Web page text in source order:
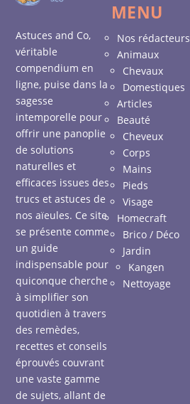
Astuces and Co,
véritable
compendium en
ligne, puise dans la
sagesse
intemporelle pour
offrir une panoplie
de solutions
naturelles et
efficaces issues des
trucs et astuces de
nos aïeules. Ce site
se présente comme
un guide
indispensable pour
quiconque cherche
à simplifier son
quotidien à travers
des remèdes,
recettes et conseils
éprouvés couvrant
une vaste gamme
de sujets, allant de
MENU
Nos rédacteurs
Animaux
Chevaux
Domestiques
Articles
Beauté
Cheveux
Corps
Mains
Pieds
Visage
Homecraft
Brico / Déco
Jardin
Kangen
Nettoyage